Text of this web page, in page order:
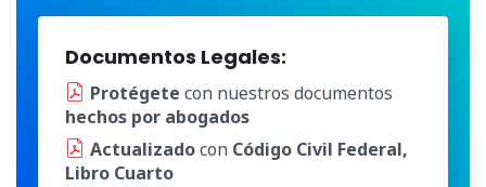
Documentos Legales:
Protégete con nuestros documentos
hechos por abogados
Actualizadocon Código Civil Federal,
Libro Cuarto